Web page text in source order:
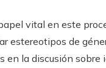
vital en este
estereotipos de
la discusión sobre